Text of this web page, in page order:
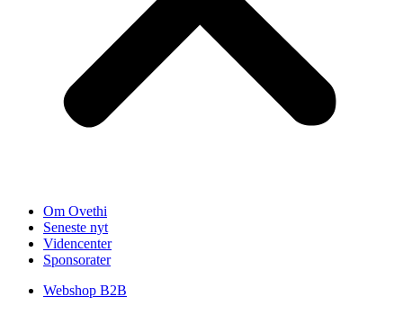
Om Ovethi
Seneste nyt
Videncenter
Sponsorater
Webshop B2B